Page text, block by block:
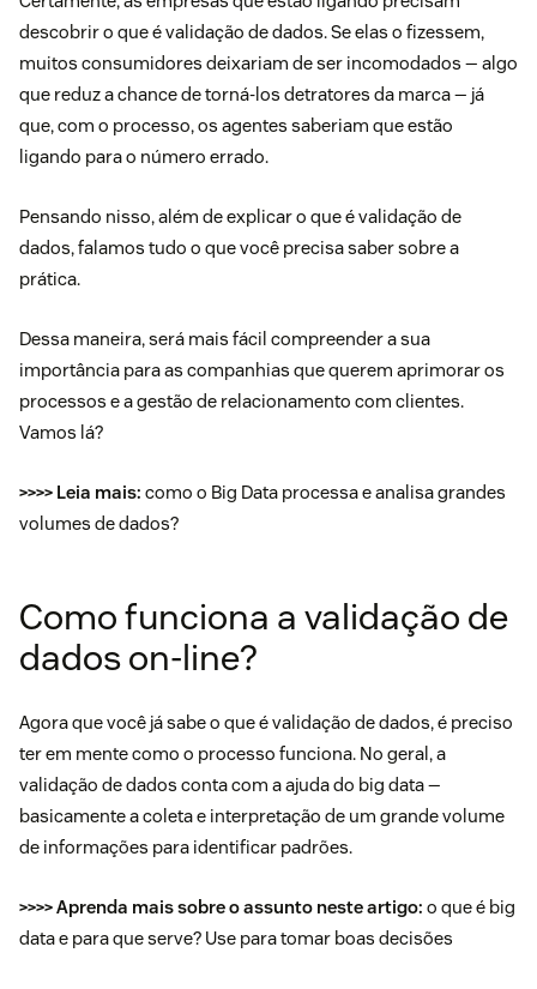
descobrir o que é validação de dados. Se elas o fizessem,
muitos consumidores deixariam de ser incomodados — algo
que reduz a chance de torná-los detratores da marca — já
que, com o processo, os agentes saberiam que estão
ligando para o número errado.
Pensando nisso, além de explicar o que é validação de
dados, falamos tudo o que você precisa saber sobre a
prática.
Dessa maneira, será mais fácil compreender a sua
importância para as companhias que querem aprimorar os
processos e agestão de relacionamento com clientes.
Vamos lá?
>>>> Leia mais: como o Big Data processa e analisa grandes
volumes de dados?
Como funciona a validação de
dados on-line?
Agora que você já sabe o que é validação de dados, é preciso
ter em mente como o processo funciona. No geral, a
validação de dados conta com a ajuda do big data —
basicamente a coleta e interpretação de um grande volume
de informações para identificar padrões.
>>>> Aprenda mais sobre o assunto neste artigo: o que é big
data e para que serve? Use para tomar boas decisões